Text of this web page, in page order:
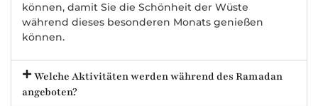
können, damit Sie die Schönheit der Wüste
während dieses besonderen Monats genießen
können.
Welche Aktivitäten werden während des Ramadan
angeboten?